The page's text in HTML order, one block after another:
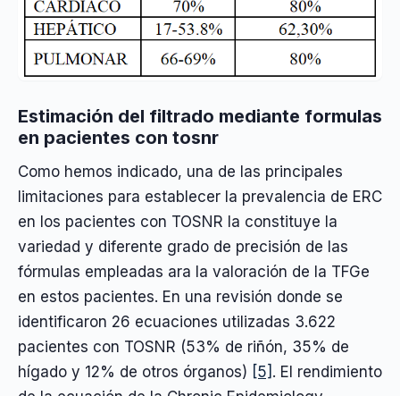
Estimación del filtrado mediante formulas
en pacientes con tosnr
Como hemos indicado, una de las principales
limitaciones para establecer la prevalencia de ERC
en los pacientes con TOSNR la constituye la
variedad y diferente grado de precisión de las
fórmulas empleadas ara la valoración de la TFGe
en estos pacientes. En una revisión donde se
identificaron 26 ecuaciones utilizadas 3.622
pacientes con TOSNR (53% de riñón, 35% de
hígado y 12% de otros órganos) [5] . El rendimiento